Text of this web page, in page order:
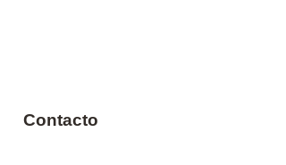
​​​Contacto